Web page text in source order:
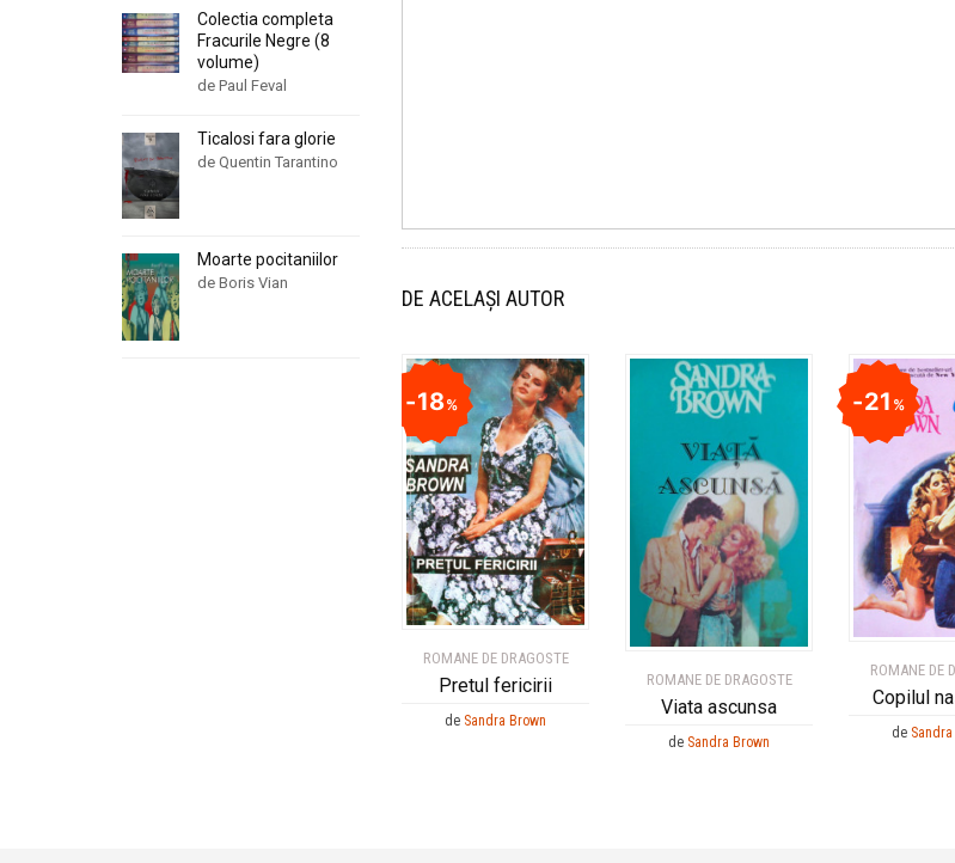
DE ACELAȘI AUTOR
ROMANE DE DRAGOSTE
Pretul fericirii
18%
de Sandra Brown
ROMANE DE DRAGOSTE
Viata ascunsa
de Sandra Brown
ROMANE DE
Copilul
21%
de
Colectia completa
Fracurile Negre (8
volume)
de Paul Feval
Ticalosi fara glorie
de Quentin Tarantino
Moarte pocitaniilor
de Boris Vian